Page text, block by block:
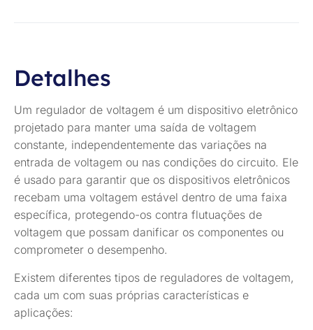
Detalhes
Um regulador de voltagem é um dispositivo eletrônico
projetado para manter uma saída de voltagem
constante, independentemente das variações na
entrada de voltagem ou nas condições do circuito. Ele
é usado para garantir que os dispositivos eletrônicos
recebam uma voltagem estável dentro de uma faixa
específica, protegendo-os contra flutuações de
voltagem que possam danificar os componentes ou
comprometer o desempenho.
Existem diferentes tipos de reguladores de voltagem,
cada um com suas próprias características e
aplicações: